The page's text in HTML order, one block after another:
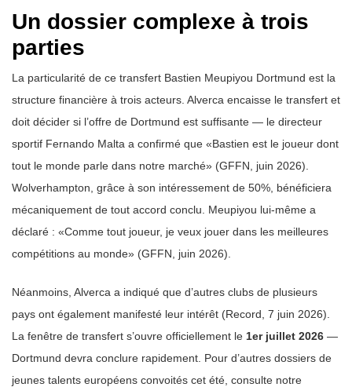
Un dossier complexe à trois
parties
La particularité de ce transfert Bastien Meupiyou Dortmund est la
structure financière à trois acteurs. Alverca encaisse le transfert et
doit décider si l’offre de Dortmund est suffisante — le directeur
sportif Fernando Malta a confirmé que «Bastien est le joueur dont
tout le monde parle dans notre marché» (GFFN, juin 2026).
Wolverhampton, grâce à son intéressement de 50%, bénéficiera
mécaniquement de tout accord conclu. Meupiyou lui-même a
déclaré : «Comme tout joueur, je veux jouer dans les meilleures
compétitions au monde» (GFFN, juin 2026).
Néanmoins, Alverca a indiqué que d’autres clubs de plusieurs
pays ont également manifesté leur intérêt (Record, 7 juin 2026).
La fenêtre de transfert s’ouvre officiellement le 1er juillet 2026 —
Dortmund devra conclure rapidement. Pour d’autres dossiers de
jeunes talents européens convoités cet été, consulte notre